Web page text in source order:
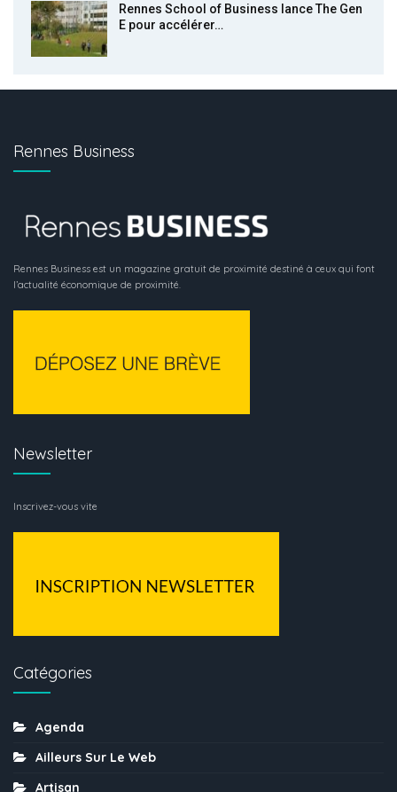
Rennes School of Business lance The Gen
E pour accélérer…
Rennes Business
Rennes Business est un magazine gratuit de proximité destiné à ceux qui font
l’actualité économique de proximité.
Newsletter
Inscrivez-vous vite
Catégories
Agenda
Ailleurs Sur Le Web
Artisan